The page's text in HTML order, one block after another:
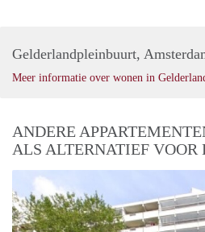
Gelderlandpleinbuurt,
Meer informatie over wonen in
ANDERE
ALS ALTERNATIEF VOOR